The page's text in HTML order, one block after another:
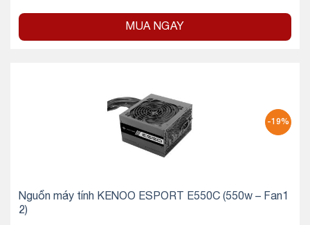
MUA NGAY
-19%
Nguồn máy tính KENOO ESPORT E550C (550w – Fan1
2)